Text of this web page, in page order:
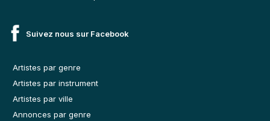
Suivez nous sur Facebook
Artistes par genre
Artistes par instrument
Artistes par ville
Annonces par genre